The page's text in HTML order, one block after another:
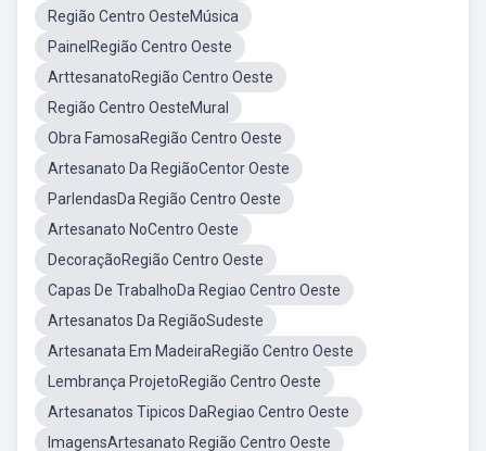
Região Centro OesteMúsica
PainelRegião Centro Oeste
ArttesanatoRegião Centro Oeste
Região Centro OesteMural
Obra FamosaRegião Centro Oeste
Artesanato Da RegiãoCentor Oeste
ParlendasDa Região Centro Oeste
Artesanato NoCentro Oeste
DecoraçãoRegião Centro Oeste
Capas De TrabalhoDa Regiao Centro Oeste
Artesanatos Da RegiãoSudeste
Artesanata Em MadeiraRegião Centro Oeste
Lembrança ProjetoRegião Centro Oeste
Artesanatos Tipicos DaRegiao Centro Oeste
ImagensArtesanato Região Centro Oeste